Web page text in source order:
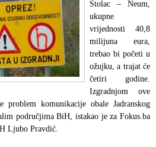
Stolac – Neum,
ukupne
vrijednosti 40,8
milijuna eura,
trebao bi početi u
ožujku, a trajat će
četiri godine.
Izgradnjom ove
problem komunikacije obale Jadranskog
područjima BiH, istakao je za Fokus.ba
Ljubo Pravdić.